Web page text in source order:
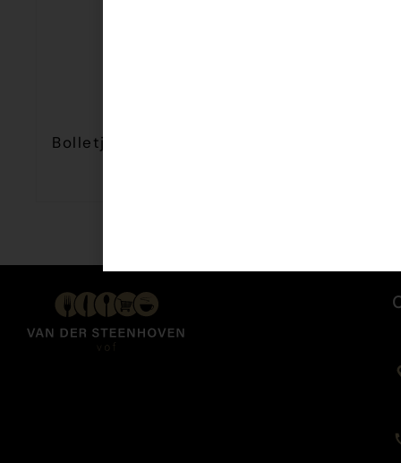
Bolletje Beschuit Naturel 13st 125gr